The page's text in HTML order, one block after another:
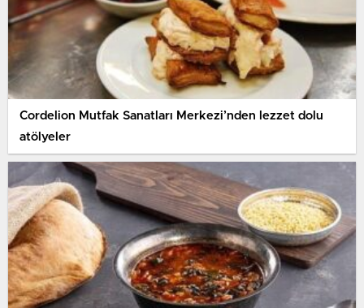
Cordelion Mutfak Sanatları Merkezi’nden lezzet dolu
atölyeler